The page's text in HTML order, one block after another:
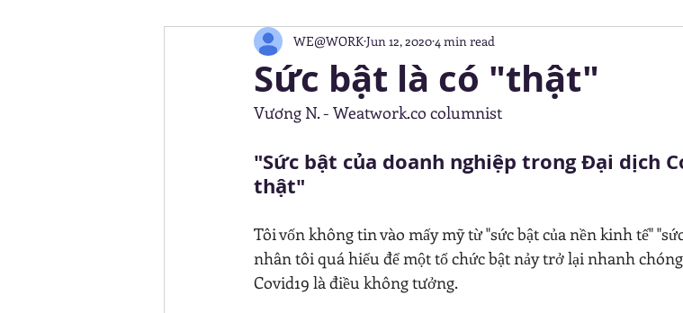
HIGH PERFORMANCE MINDSET TRANSFORMATION
PROFESSIONAL DEVELOPMENT BEFORE YOU APPLY FOR NEW JOBS
Sức bật là có "thật"
WE@WORKJun 12, 20204 min read
Vương N. - Weatwork.co columnist
"Sức bật của doanh nghiệp trong Đại dịch
thật"
Tôi vốn không tin vào mấy mỹ từ "sức bật của nền kinh tế"
nhân tôi quá hiểu để một tổ chức bật nảy trở lại nhanh
Covid19 là điều không tưởng.